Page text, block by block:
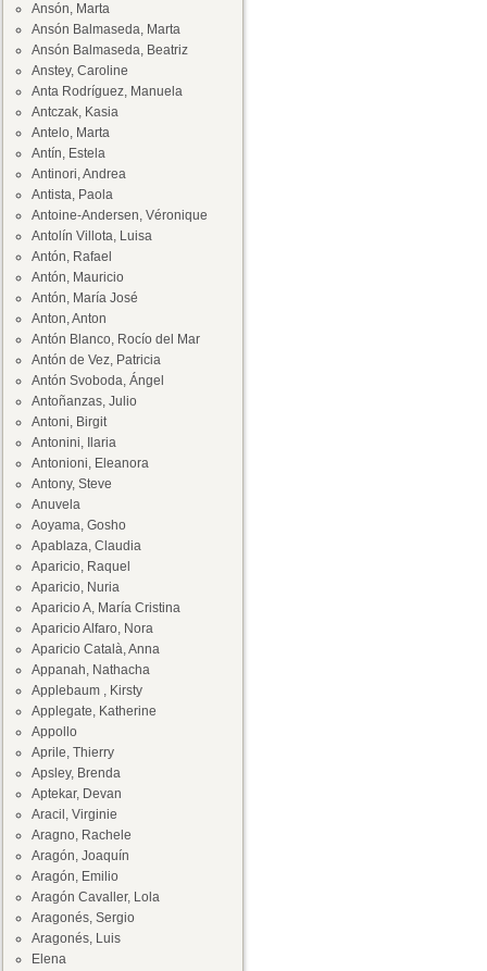
Ansón, Marta
Ansón Balmaseda, Marta
Ansón Balmaseda, Beatriz
Anstey, Caroline
Anta Rodríguez, Manuela
Antczak, Kasia
Antelo, Marta
Antín, Estela
Antinori, Andrea
Antista, Paola
Antoine-Andersen, Véronique
Antolín Villota, Luisa
Antón, Rafael
Antón, Mauricio
Antón, María José
Anton, Anton
Antón Blanco, Rocío del Mar
Antón de Vez, Patricia
Antón Svoboda, Ángel
Antoñanzas, Julio
Antoni, Birgit
Antonini, Ilaria
Antonioni, Eleanora
Antony, Steve
Anuvela
Aoyama, Gosho
Apablaza, Claudia
Aparicio, Raquel
Aparicio, Nuria
Aparicio A, María Cristina
Aparicio Alfaro, Nora
Aparicio Català, Anna
Appanah, Nathacha
Applebaum , Kirsty
Applegate, Katherine
Appollo
Aprile, Thierry
Apsley, Brenda
Aptekar, Devan
Aracil, Virginie
Aragno, Rachele
Aragón, Joaquín
Aragón, Emilio
Aragón Cavaller, Lola
Aragonés, Sergio
Aragonés, Luis
Elena